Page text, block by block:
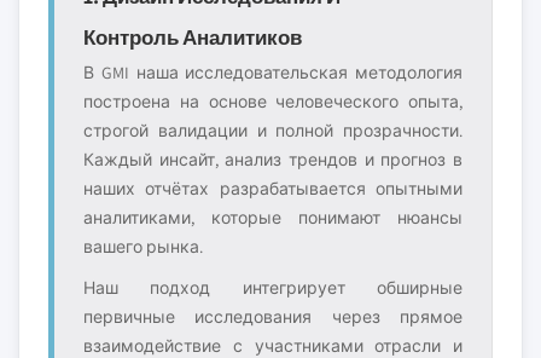
Контроль Аналитиков
В GMI наша исследовательская методология
построена на основе человеческого опыта,
строгой валидации и полной прозрачности.
Каждый инсайт, анализ трендов и прогноз в
наших отчётах разрабатывается опытными
аналитиками, которые понимают нюансы
вашего рынка.
Наш подход интегрирует обширные
первичные исследования через прямое
взаимодействие с участниками отрасли и